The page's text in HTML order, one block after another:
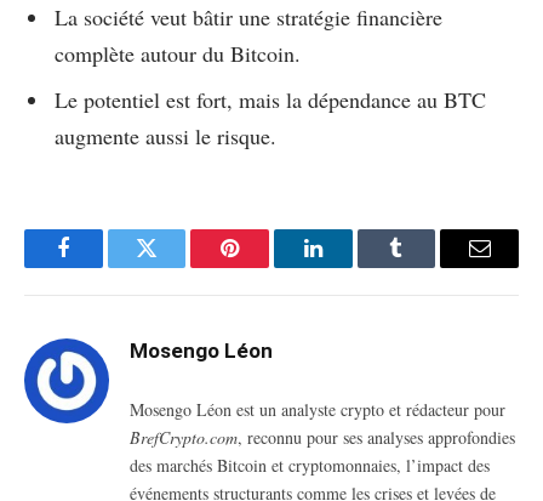
La société veut bâtir une stratégie financière
complète autour du Bitcoin.
Le potentiel est fort, mais la dépendance au BTC
augmente aussi le risque.
FacebookTwitter Pinterest LinkedInTumblr Email
Mosengo Léon
Mosengo Léon est un analyste crypto et rédacteur pour
BrefCrypto.com, reconnu pour ses analyses approfondies
des marchés Bitcoin et cryptomonnaies, l’impact des
événements structurants comme les crises et levées de